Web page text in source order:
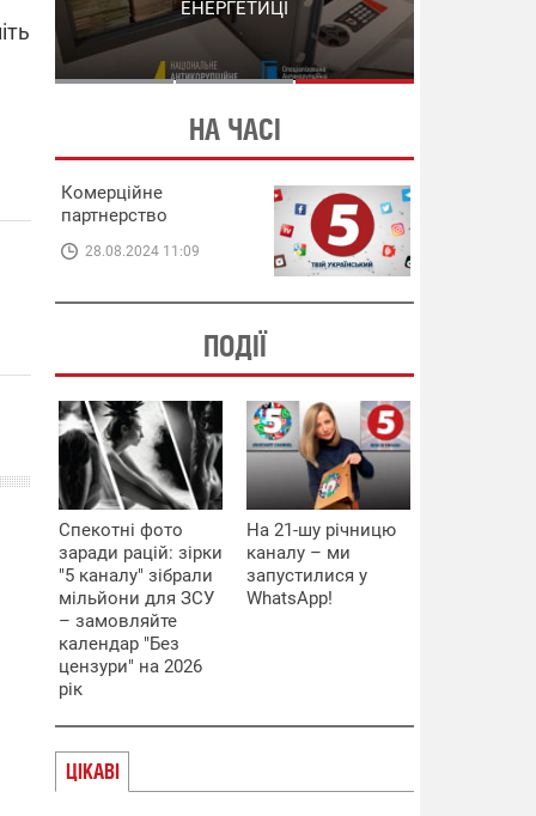
СХЕМИ В ЕНЕРГЕТИЦІ
ЕНЕРГЕТИЦІ
НА ЧАСІ
Комерційне
партнерство
28.08.2024 11:09
ПОДІЇ
Спекотні фото
заради рацій: зірки
"5 каналу" зібрали
мільйони для ЗСУ
– замовляйте
календар "Без
цензури" на 2026
рік
На 21-шу річницю
каналу – ми
запустилися у
WhatsApp!
ЦІКАВІ